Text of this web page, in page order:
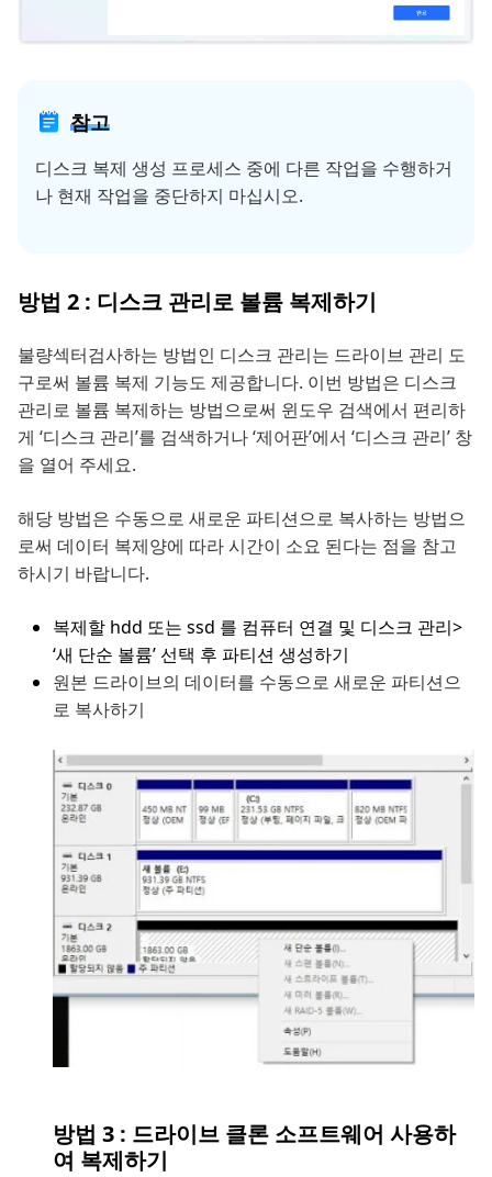
참고
디스크 복제 생성 프로세스 중에 다른 작업을 수행하거
나 현재 작업을 중단하지 마십시오.
방법 2 : 디스크 관리로 볼륨 복제하기
불량섹터검사하는 방법인 디스크 관리는 드라이브 관리 도
구로써 볼륨 복제 기능도 제공합니다. 이번 방법은 디스크
관리로 볼륨 복제하는 방법으로써 윈도우 검색에서 편리하
게 ‘디스크 관리’를 검색하거나 ‘제어판’에서 ‘디스크 관리’ 창
을 열어 주세요.
해당 방법은 수동으로 새로운 파티션으로 복사하는 방법으
로써 데이터 복제양에 따라 시간이 소요 된다는 점을 참고
하시기 바랍니다.
복제할 hdd 또는 ssd 를 컴퓨터 연결 및 디스크 관리>
‘새 단순 볼륨’ 선택 후 파티션 생성하기
원본 드라이브의 데이터를 수동으로 새로운 파티션으
로 복사하기
방법 3 : 드라이브 클론 소프트웨어 사용하
여 복제하기